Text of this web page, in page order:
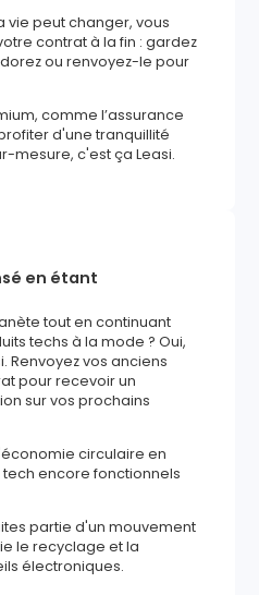
vie peut changer, vous
contrat à la fin : gardez
ou renvoyez-le pour
comme l’assurance
d'une tranquillité
mesure, c'est ça Leasi.
en étant
tout en continuant
techs à la mode ? Oui,
Renvoyez vos anciens
pour recevoir un
sur vos prochains
circulaire en
encore fonctionnels
partie d'un mouvement
le recyclage et la
électroniques.